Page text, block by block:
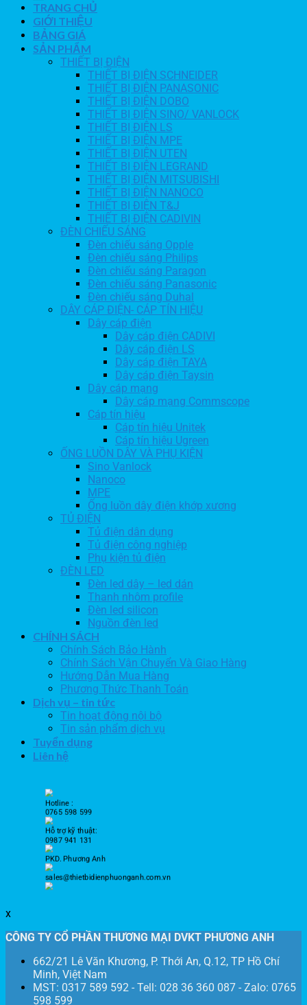
TRANG CHỦ
GIỚI THIỆU
BẢNG GIÁ
SẢN PHẨM
THIẾT BỊ ĐIỆN
THIẾT BỊ ĐIỆN SCHNEIDER
THIẾT BỊ ĐIỆN PANASONIC
THIẾT BỊ ĐIỆN DOBO
THIẾT BỊ ĐIỆN SINO/ VANLOCK
THIẾT BỊ ĐIỆN LS
THIẾT BỊ ĐIỆN MPE
THIẾT BỊ ĐIỆN UTEN
THIẾT BỊ ĐIỆN LEGRAND
THIẾT BỊ ĐIỆN MITSUBISHI
THIẾT BỊ ĐIỆN NANOCO
THIẾT BỊ ĐIỆN T&J
THIẾT BỊ ĐIỆN CADIVIN
ĐÈN CHIẾU SÁNG
Đèn chiếu sáng Opple
Đèn chiếu sáng Philips
Đèn chiếu sáng Paragon
Đèn chiếu sáng Panasonic
Đèn chiếu sáng Duhal
DÂY CÁP ĐIỆN- CÁP TÍN HIỆU
Dây cáp điện
Dây cáp điện CADIVI
Dây cáp điện LS
Dây cáp điện TAYA
Dây cáp điện Taysin
Dây cáp mạng
Dây cáp mạng Commscope
Cáp tín hiệu
Cáp tín hiệu Unitek
Cáp tín hiệu Ugreen
ỐNG LUỒN DÂY VÀ PHỤ KIỆN
Sino Vanlock
Nanoco
MPE
Ống luồn dây điện khớp xương
TỦ ĐIỆN
Tủ điện dân dụng
Tủ điện công nghiệp
Phụ kiện tủ điện
ĐÈN LED
Đèn led dây – led dán
Thanh nhôm profile
Đèn led silicon
Nguồn đèn led
CHÍNH SÁCH
Chính Sách Bảo Hành
Chính Sách Vận Chuyển Và Giao Hàng
Hướng Dẫn Mua Hàng
Phương Thức Thanh Toán
Dịch vụ – tin tức
Tin hoạt động nội bộ
Tin sản phẩm dịch vụ
Tuyển dụng
Liên hệ
Hotline :
0765 598 599
Hỗ trợ kỹ thuật:
0987 941 131
PKD. Phương Anh
sales@thietbidienphuonganh.com.vn
x
CÔNG TY CỔ PHẦN THƯƠNG MẠI DVKT PHƯƠNG ANH
662/21 Lê Văn Khương, P. Thới An, Q.12, TP Hồ Chí
Minh, Việt Nam
MST: 0317 589 592 - Tell: 028 36 360 087 - Zalo: 0765
598 599